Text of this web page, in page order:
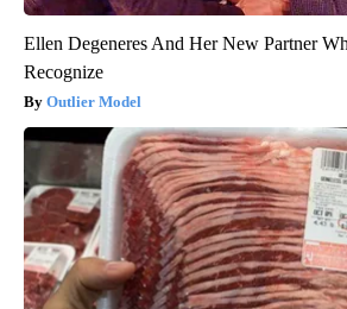
Ellen Degeneres And Her New Partner
Recognize
Outlier Model